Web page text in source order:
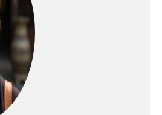
manches 3/4 et longueur
mi-mollet pour femme.
Utilisez les poches
latérales pour garder les
mains au chaud ou pour
ranger une clé et
d'autres objets
personnels. Fermeture à